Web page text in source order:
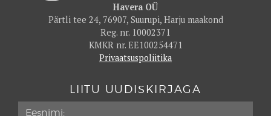
Havera OÜ
Pärtli tee 24, 76907, Suurupi, Harju maakond
Reg. nr. 10002371
KMKR nr. EE100254471
Privaatsuspoliitika
LIITU UUDISKIRJAGA